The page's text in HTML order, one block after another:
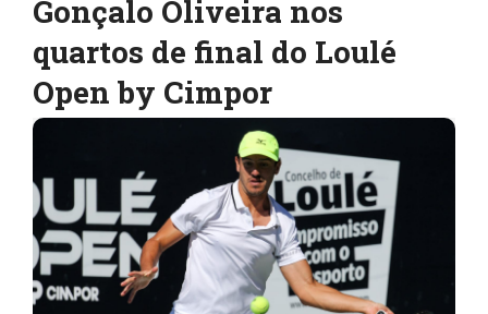
Gonçalo Oliveira nos
quartos de final do Loulé
Open by Cimpor